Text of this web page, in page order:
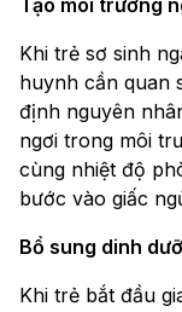
Tạo môi trường
Khi trẻ sơ sinh
huynh cần quan
định nguyên
ngơi trong môi
cùng nhiệt độ
bước vào giấc
Bổ sung dinh
Khi trẻ bắt đầu